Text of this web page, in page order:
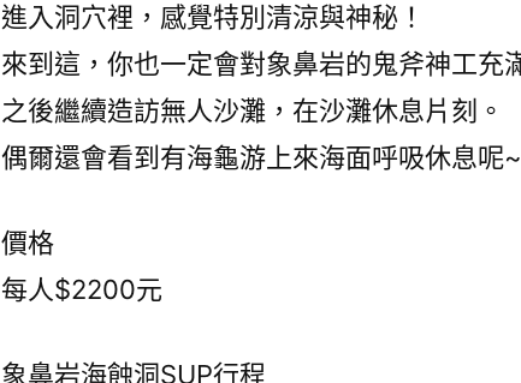
進入洞穴裡，感覺特別清涼與神秘！
來到這，你也一定會對象鼻岩的鬼斧神工充
之後繼續造訪無人沙灘，在沙灘休息片刻。
偶爾還會看到有海龜游上來海面呼吸休息呢~
價格
每人$2200元
象鼻岩海蝕洞SUP行程